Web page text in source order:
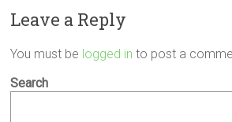
Leave a Reply
You must be logged in to post a
Search